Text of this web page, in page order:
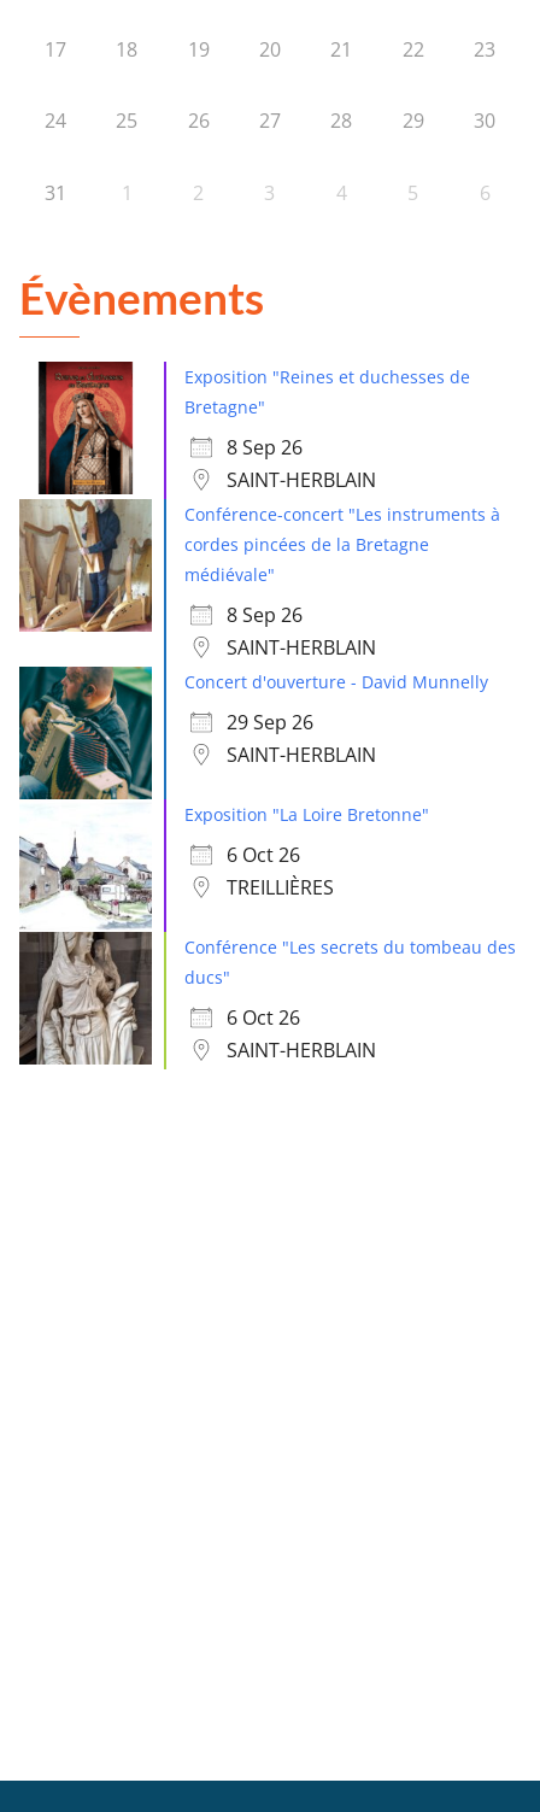
17 18 19 20 21 22 23
24 25 26 27 28 29 30
31 1 2 3 4 5 6
Évènements
Exposition "Reines et duchesses de
Bretagne"
8 Sep 26
SAINT-HERBLAIN
Conférence-concert "Les instruments à
cordes pincées de la Bretagne
médiévale"
8 Sep 26
SAINT-HERBLAIN
Concert d'ouverture - David Munnelly
29 Sep 26
SAINT-HERBLAIN
Exposition "La Loire Bretonne"
6 Oct 26
TREILLIÈRES
Conférence "Les secrets du tombeau des
ducs"
6 Oct 26
SAINT-HERBLAIN